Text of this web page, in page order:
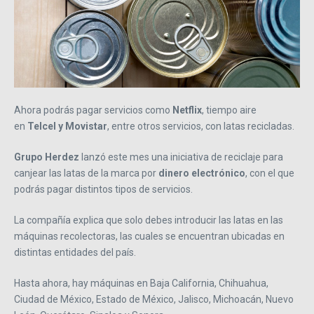
Ahora podrás pagar servicios como Netflix, tiempo aire
en Telcel y Movistar, entre otros servicios, con latas recicladas.
Grupo Herdez lanzó este mes una iniciativa de reciclaje para
canjear las latas de la marca por dinero electrónico, con el que
podrás pagar distintos tipos de servicios.
La compañía explica que solo debes introducir las latas en las
máquinas recolectoras, las cuales se encuentran ubicadas en
distintas entidades del país.
Hasta ahora, hay máquinas en Baja California, Chihuahua,
Ciudad de México, Estado de México, Jalisco, Michoacán, Nuevo